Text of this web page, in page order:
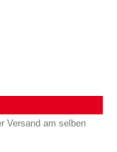
Versand am selben